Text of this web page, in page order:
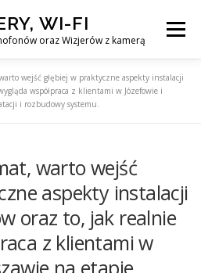
WI-FI
oraz Wizjerów z kamerą
Menu
KAMER WIFI W WARSZAWA
KAMERĄ BLOG
wejść głębiej w praktyczne aspekty instalacji
współpraca z klientami w Józefowie i
i rozbudowy systemu.
warto wejść
aspekty instalacji
oraz to, jak realnie
z klientami w
na etapie